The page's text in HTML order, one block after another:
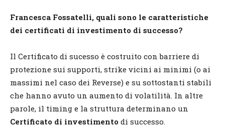
Francesca Fossatelli, quali sono le caratteristiche
dei certificati di investimento di successo?
Il Certificato di sucesso è costruito con barriere di
protezione sui supporti, strike vicini ai minimi (o ai
massimi nel caso dei Reverse) e su sottostanti stabili
che hanno avuto un aumento di volatilità. In altre
parole, il timing e la struttura determinano un
Certificato di investimento di successo.